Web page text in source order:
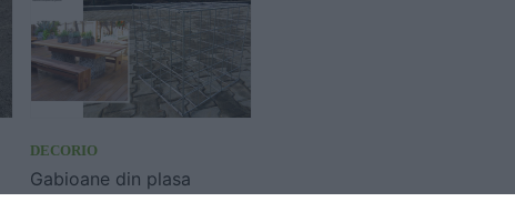
DECORIO
Gabioane din plasa